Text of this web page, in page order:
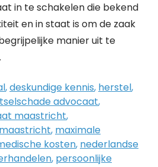
in te schakelen die bekend
en in staat is om de zaak
manier uit te
,deskundige kennis, herstel,
advocaat,
maastricht,
maastricht, maximale
kosten, nederlandse
, persoonlijke